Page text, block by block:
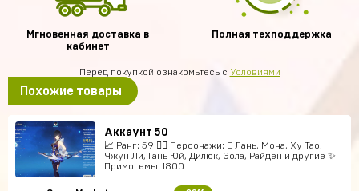
Мгновенная доставка в
кабинет
Полная техподдержка
Перед покупкой ознакомьтесь с Условиями
Похожие товары
Аккаунт 50
📈 Ранг: 59 🧍‍♀️ Персонажи: Е Лань, Мона, Ху Тао,
Чжун Ли, Гань Юй, Дилюк, Эола, Райден и другие ✨
Примогемы: 1800